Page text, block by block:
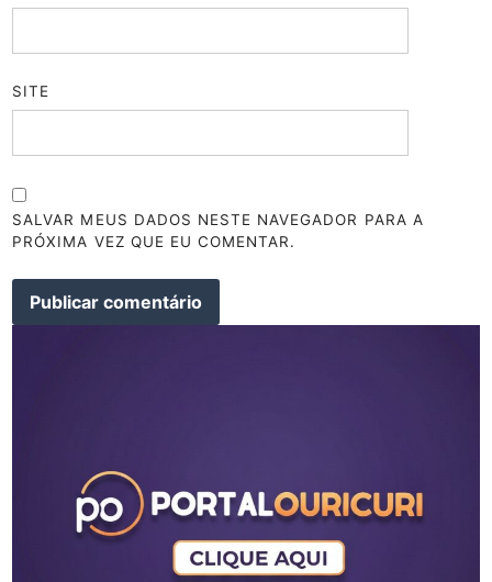
SITE
SALVAR MEUS DADOS NESTE NAVEGADOR PARA A
PRÓXIMA VEZ QUE EU COMENTAR.